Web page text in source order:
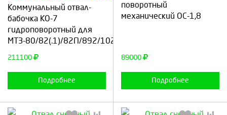
Коммунальный отвал-
бабочка КО-7
гидроповоротный для
МТЗ-80/82(.1)/82П/892/1025(.2)/1221
211100
Подробнее
Продолжить Отмена
поворотный
механический ОС-1,8
89000
Подробнее